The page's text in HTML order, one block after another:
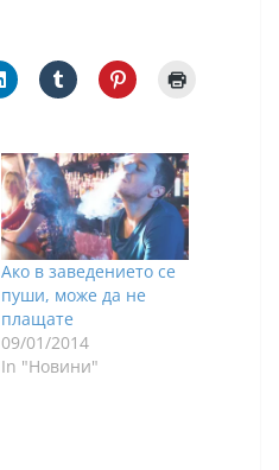
Ако в заведението се
пуши, може да не
плащате
09/01/2014
In "Новини"